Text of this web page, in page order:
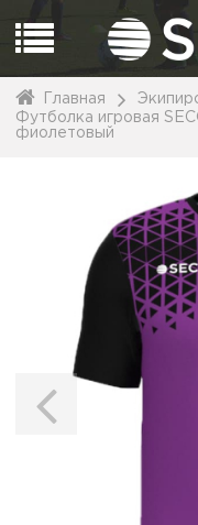
Главная
Футболка игровая
фиолетовый